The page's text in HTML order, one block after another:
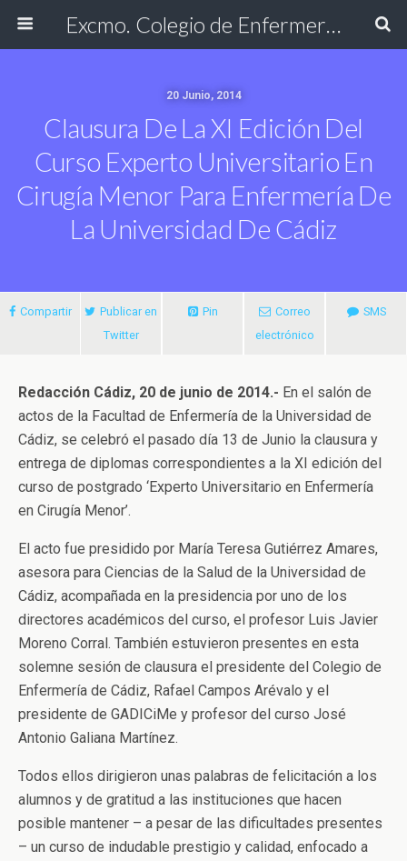
Excmo. Colegio de Enfermería de Cádiz
20 Junio, 2014
Clausura De La XI Edición Del
Curso Experto Universitario En
Cirugía Menor Para Enfermería De
La Universidad De Cádiz
Compartir
Publicar en
Twitter
Pin
Correo
electrónico
SMS
Redacción Cádiz, 20 de junio de 2014.- En el salón de
actos de la Facultad de Enfermería de la Universidad de
Cádiz, se celebró el pasado día 13 de Junio la clausura y
entrega de diplomas correspondientes a la XI edición del
curso de postgrado ‘Experto Universitario en Enfermería
en Cirugía Menor’.
El acto fue presidido por María Teresa Gutiérrez Amares,
asesora para Ciencias de la Salud de la Universidad de
Cádiz, acompañada en la presidencia por uno de los
directores académicos del curso, el profesor Luis Javier
Moreno Corral. También estuvieron presentes en esta
solemne sesión de clausura el presidente del Colegio de
Enfermería de Cádiz, Rafael Campos Arévalo y el
presidente de GADICiMe y profesor del curso José
Antonio Galiana Martínez.
Todos ellos dirigieron unas palabras de felicitación a los
alumnos y de gratitud a las instituciones que hacen
posible mantener – a pesar de las dificultades presentes
– un curso de indudable prestigio y calidad, enfocado a